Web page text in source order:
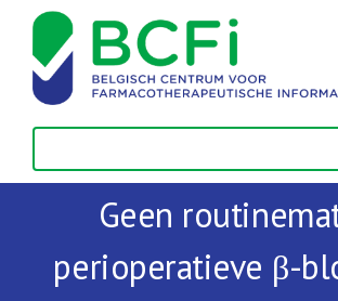
content
Publicaties
Geen
perioperatieve β-